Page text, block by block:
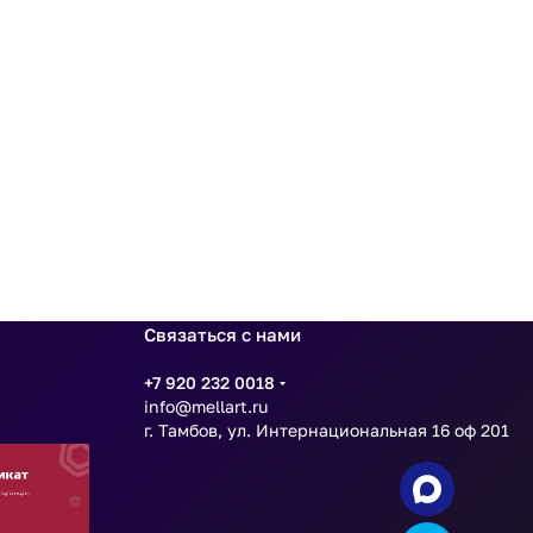
Связаться с нами
+7 920 232 0018
info@mellart.ru
г. Тамбов, ул. Интернациональная 16 оф 201